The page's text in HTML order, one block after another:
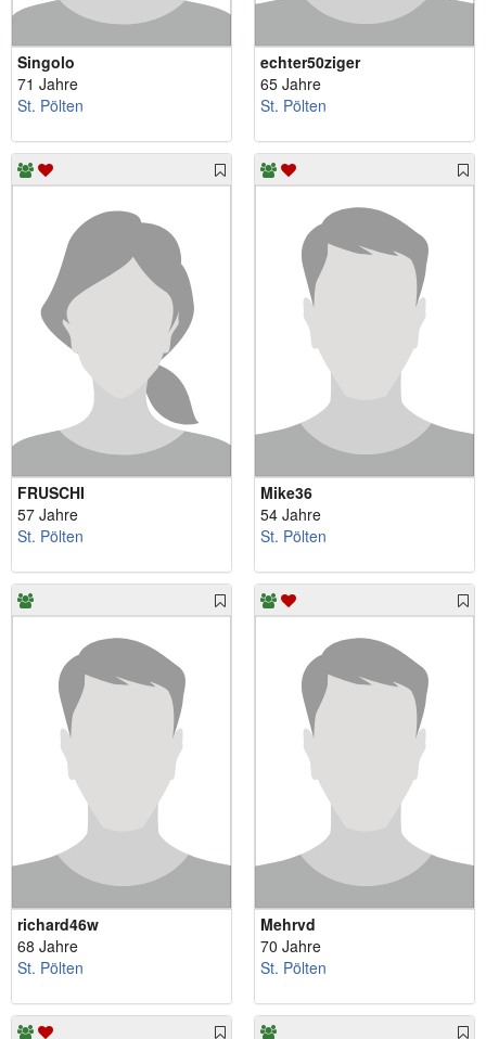
Singolo
71 Jahre
St. Pölten
echter50ziger
65 Jahre
St. Pölten
FRUSCHI
57 Jahre
St. Pölten
Mike36
54 Jahre
St. Pölten
richard46w
68 Jahre
St. Pölten
Mehrvd
70 Jahre
St. Pölten